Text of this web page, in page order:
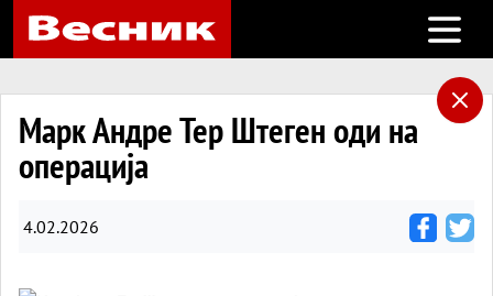
Open
Марк Андре Тер Штеген оди на
операција
4.02.2026